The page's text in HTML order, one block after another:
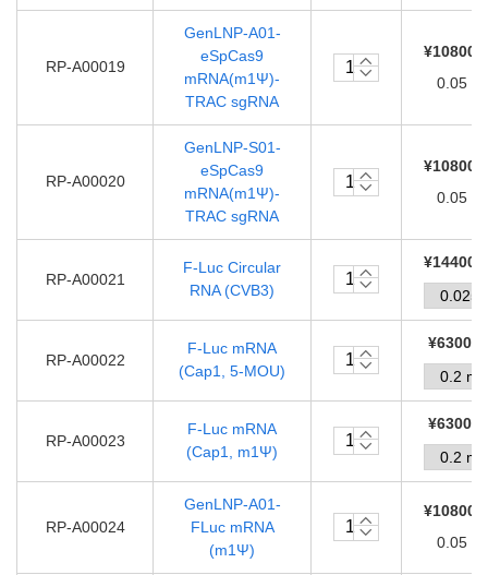
RP-A00019
GenLNP-A01-
eSpCas9
mRNA(m1Ψ)-
TRAC sgRNA
0.05
RP-A00020
GenLNP-S01-
eSpCas9
mRNA(m1Ψ)-
TRAC sgRNA
0.05
RP-A00021
F-Luc Circular
RNA (CVB3)
RP-A00022
F-Luc mRNA
(Cap1, 5-MOU)
RP-A00023
F-Luc mRNA
(Cap1, m1Ψ)
RP-A00024
GenLNP-A01-
FLuc mRNA
(m1Ψ)
0.05